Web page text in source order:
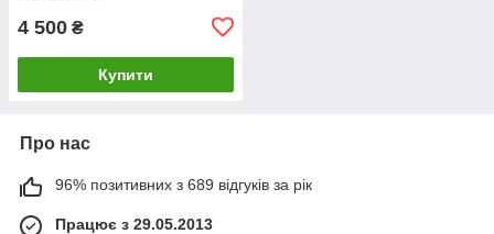
4 500 ₴
Купити
Про нас
96% позитивних з 689 відгуків за рік
Працює з 29.05.2013